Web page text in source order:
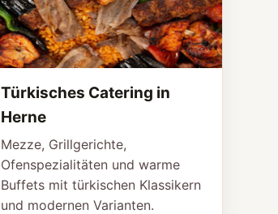
Türkisches Catering in
Herne
Mezze, Grillgerichte,
Ofenspezialitäten und warme
Buffets mit türkischen Klassikern
und modernen Varianten.